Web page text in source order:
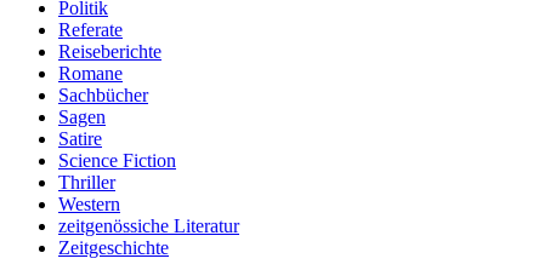
Politik
Referate
Reiseberichte
Romane
Sachbücher
Sagen
Satire
Science Fiction
Thriller
Western
zeitgenössiche Literatur
Zeitgeschichte